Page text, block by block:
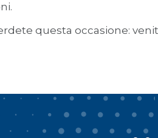
questa occasione: